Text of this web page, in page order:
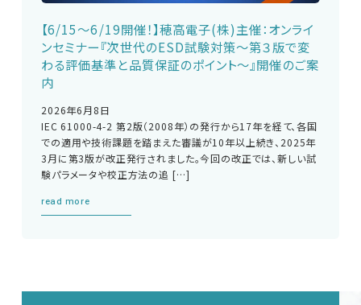
【6/15～6/19開催！】穂高電子(株)主催：オンライ
ンセミナー『次世代のESD試験対策～第３版で変
わる評価基準と品質保証のポイント～』開催のご案
内
2026年6月8日
IEC 61000-4-2 第2版（2008年）の発行から17年を経て、各国
での適用や技術課題を踏まえた審議が10年以上続き、2025年
3月に第3版が改正発行されました。今回の改正では、新しい試
験パラメータや校正方法の追 […]
read more